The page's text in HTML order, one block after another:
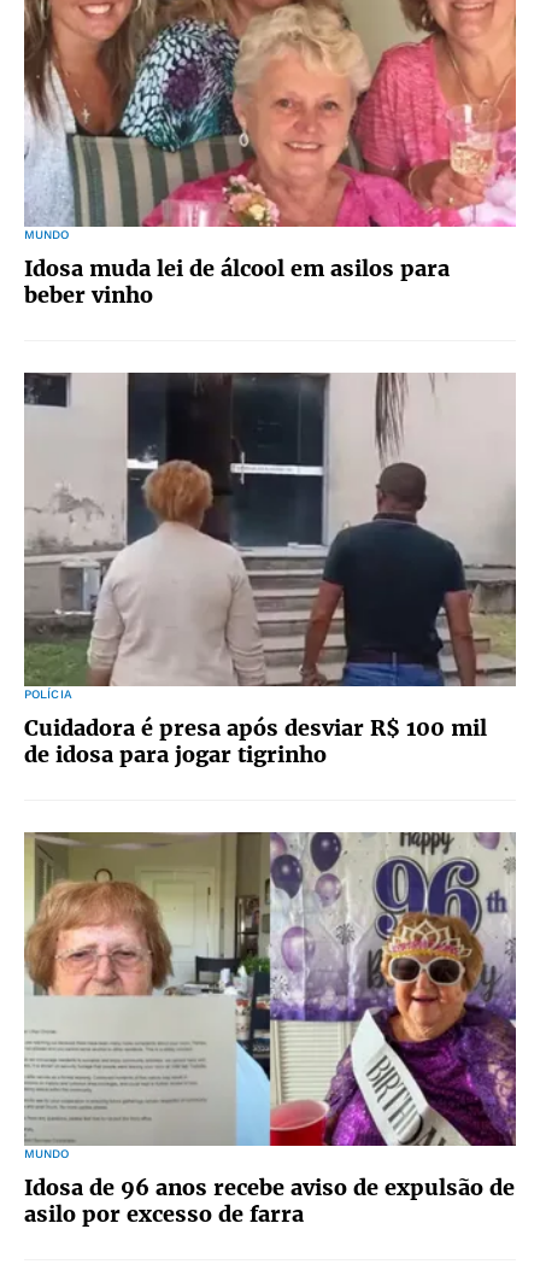
MUNDO
Idosa muda lei de álcool em asilos para
beber vinho
POLÍCIA
Cuidadora é presa após desviar R$ 100 mil
de idosa para jogar tigrinho
MUNDO
Idosa de 96 anos recebe aviso de expulsão de
asilo por excesso de farra